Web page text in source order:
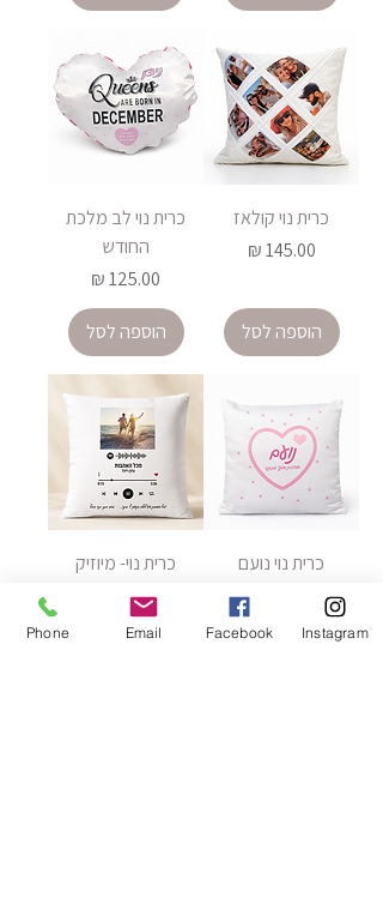
כרית נוי קולאז
מחיר
הוספה לסל
כרית נוי לב מלכת
החודש
מחיר
הוספה לסל
כרית נוי נועם
כרית נוי- מיוזיק
בוקס
מחיר
Phone Email Facebook Instagram